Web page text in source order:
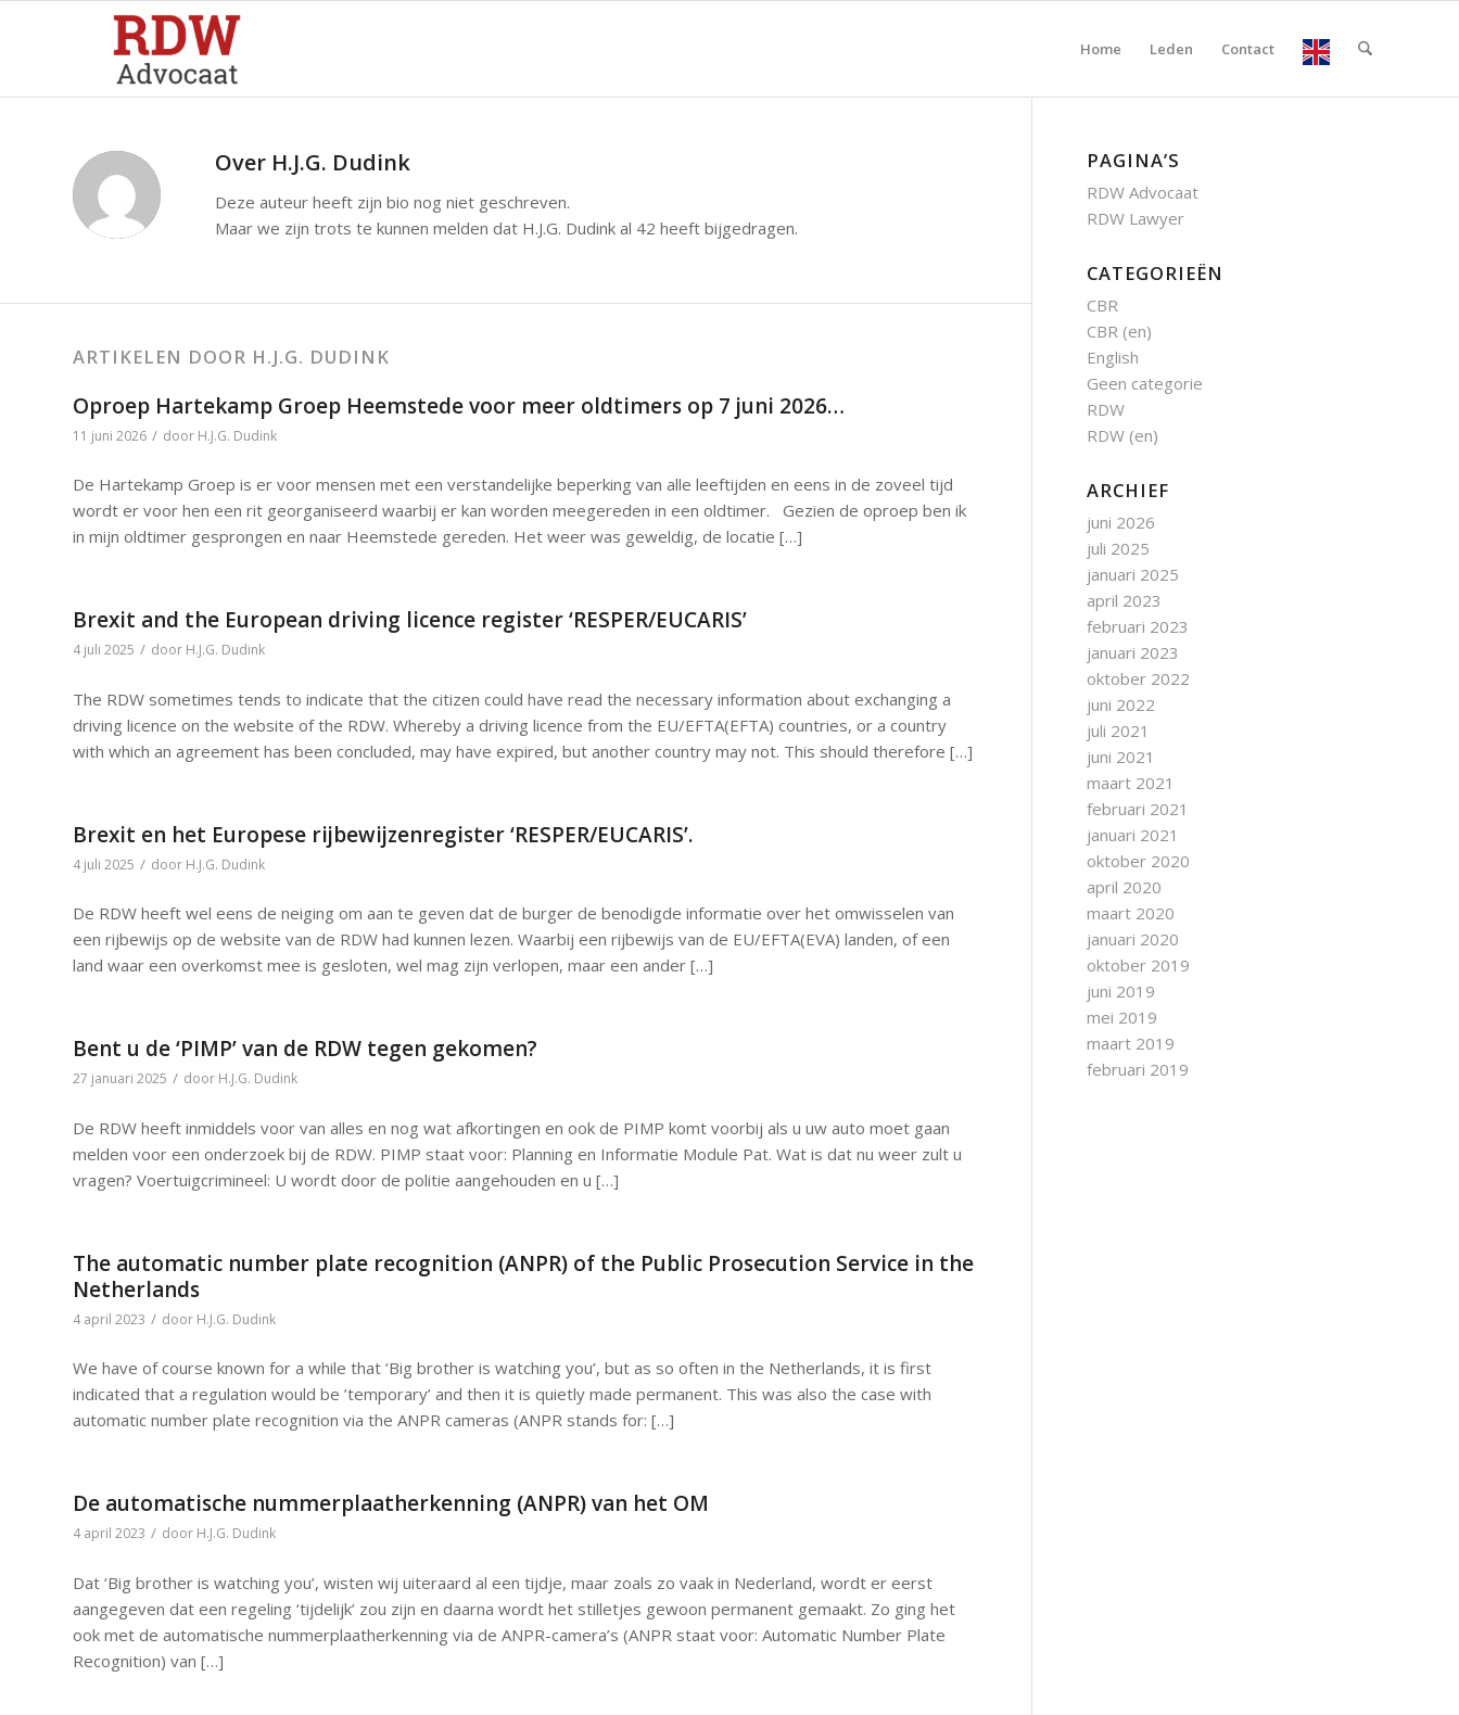
Home Leden Contact
Over H.J.G. Dudink
Deze auteur heeft zijn bio nog niet geschreven.
Maar we zijn trots te kunnen melden dat H.J.G. Dudink al 42 heeft bijgedragen.
ARTIKELEN DOOR H.J.G. DUDINK
Oproep Hartekamp Groep Heemstede voor meer oldtimers op 7 juni 2026…
11 juni 2026 / door H.J.G. Dudink
De Hartekamp Groep is er voor mensen met een verstandelijke beperking van alle leeftijden en eens in de zoveel tijd
wordt er voor hen een rit georganiseerd waarbij er kan worden meegereden in een oldtimer. Gezien de oproep ben ik
in mijn oldtimer gesprongen en naar Heemstede gereden. Het weer was geweldig, de locatie […]
Brexit and the European driving licence register ‘RESPER/EUCARIS’
4 juli 2025 / door H.J.G. Dudink
The RDW sometimes tends to indicate that the citizen could have read the necessary information about exchanging a
driving licence on the website of the RDW. Whereby a driving licence from the EU/EFTA(EFTA) countries, or a country
with which an agreement has been concluded, may have expired, but another country may not. This should therefore […]
Brexit en het Europese rijbewijzenregister ‘RESPER/EUCARIS’.
4 juli 2025 / door H.J.G. Dudink
De RDW heeft wel eens de neiging om aan te geven dat de burger de benodigde informatie over het omwisselen van
een rijbewijs op de website van de RDW had kunnen lezen. Waarbij een rijbewijs van de EU/EFTA(EVA) landen, of een
land waar een overkomst mee is gesloten, wel mag zijn verlopen, maar een ander […]
Bent u de ‘PIMP’ van de RDW tegen gekomen?
27 januari 2025 / door H.J.G. Dudink
De RDW heeft inmiddels voor van alles en nog wat afkortingen en ook de PIMP komt voorbij als u uw auto moet gaan
melden voor een onderzoek bij de RDW. PIMP staat voor: Planning en Informatie Module Pat. Wat is dat nu weer zult u
vragen? Voertuigcrimineel: U wordt door de politie aangehouden en u […]
The automatic number plate recognition (ANPR) of the Public Prosecution Service in the
Netherlands
4 april 2023 / door H.J.G. Dudink
We have of course known for a while that ‘Big brother is watching you’, but as so often in the Netherlands, it is first
indicated that a regulation would be ’temporary’ and then it is quietly made permanent. This was also the case with
automatic number plate recognition via the ANPR cameras (ANPR stands for: […]
De automatische nummerplaatherkenning (ANPR) van het OM
4 april 2023 / door H.J.G. Dudink
Dat ‘Big brother is watching you’, wisten wij uiteraard al een tijdje, maar zoals zo vaak in Nederland, wordt er eerst
aangegeven dat een regeling ‘tijdelijk’ zou zijn en daarna wordt het stilletjes gewoon permanent gemaakt. Zo ging het
ook met de automatische nummerplaatherkenning via de ANPR-camera’s (ANPR staat voor: Automatic Number Plate
Recognition) van […]
PAGINA’S
RDW Advocaat
RDW Lawyer
CATEGORIEËN
CBR
CBR (en)
English
Geen categorie
RDW
RDW (en)
ARCHIEF
juni 2026
juli 2025
januari 2025
april 2023
februari 2023
januari 2023
oktober 2022
juni 2022
juli 2021
juni 2021
maart 2021
februari 2021
januari 2021
oktober 2020
april 2020
maart 2020
januari 2020
oktober 2019
juni 2019
mei 2019
maart 2019
februari 2019